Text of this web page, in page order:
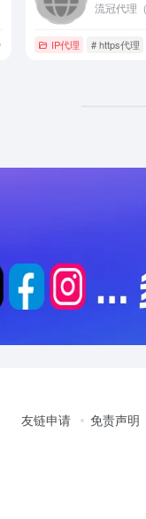
IP代理 # https代理
友链申请 免责声明